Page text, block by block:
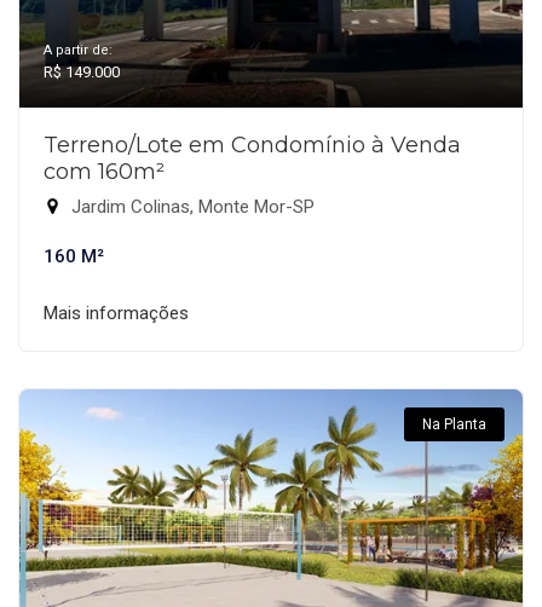
A partir de:
R$ 149.000
Terreno/Lote em Condomínio à Venda
com 160m²
Jardim Colinas, Monte Mor-SP
160 M²
Mais informações
Na Planta